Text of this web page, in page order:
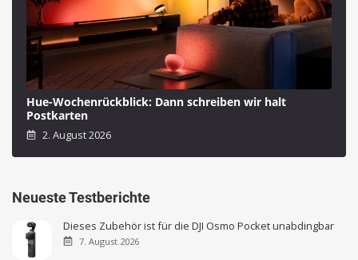
Hue-Wochenrückblick: Dann schreiben wir halt
Postkarten
2. August 2026
Neueste Testberichte
Dieses Zubehör ist für die DJI Osmo Pocket unabdingbar
7. August 2026